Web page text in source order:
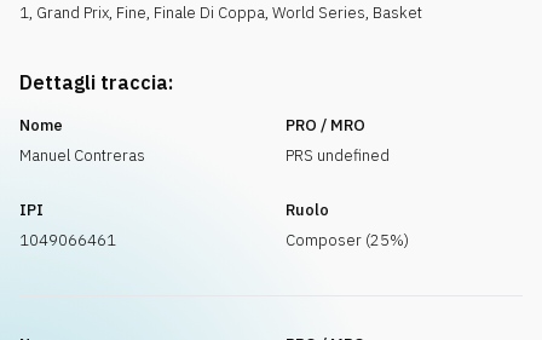
1, Grand Prix, Fine, Finale Di Coppa, World Series, Basket
Dettagli traccia:
Nome
Manuel Contreras
PRO / MRO
PRS undefined
IPI
1049066461
Ruolo
Composer (25%)